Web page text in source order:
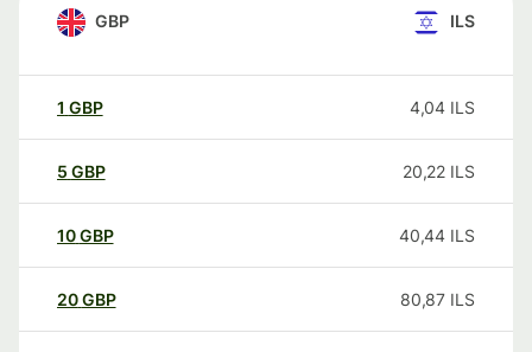
GBP ILS
1 GBP 4,04 ILS
5 GBP 20,22 ILS
10GBP 40,44 ILS
20GBP 80,87 ILS